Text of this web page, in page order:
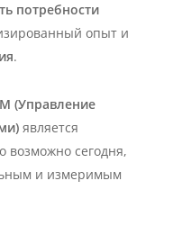
потребности
опыт и
.
(Управление
является
возможно сегодня,
и измеримым